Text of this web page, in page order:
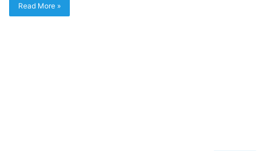
Read More »